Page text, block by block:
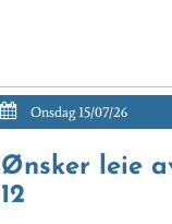
Onsdag 15/07/26
Ønsker leie
12